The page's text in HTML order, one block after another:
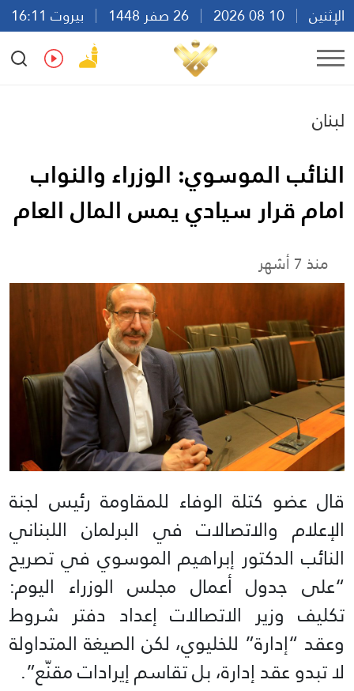
الإثنين
بيروت 16:11
Ar
En Fr Es
لبنان
النائب الموسوي: الوزراء والنواب
امام قرار سيادي يمس المال العام
منذ 7 أشهر
قال عضو كتلة الوفاء للمقاومة رئيس لجنة
الإعلام والاتصالات في البرلمان اللبناني
النائب الدكتور إبراهيم الموسوي في تصريح
“على جدول أعمال مجلس الوزراء اليوم:
تكليف وزير الاتصالات إعداد دفتر شروط
وعقد “إدارة” للخليوي، لكن الصيغة المتداولة
لا تبدو عقد إدارة، بل تقاسم إيرادات مقنّع”.